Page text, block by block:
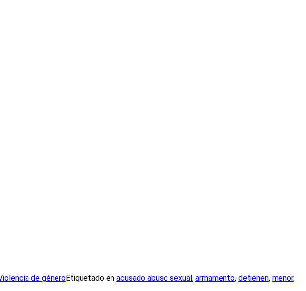
de géneroEtiquetado en acusado abuso sexual, armamento, detienen, menor,